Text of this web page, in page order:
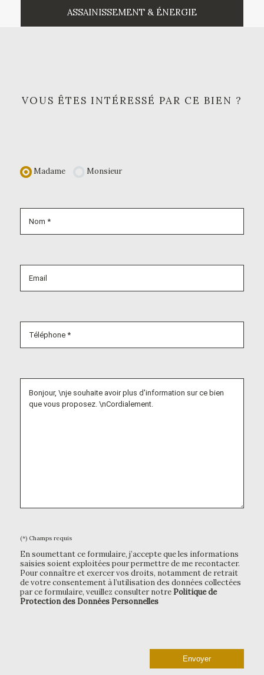
ASSAINISSEMENT & ÉNERGIE
VOUS ÊTES INTÉRESSÉ PAR CE BIEN ?
Madame Monsieur
(*) Champs requis
En soumettant ce formulaire, j’accepte que les informations
saisies soient exploitées pour permettre de me recontacter.
Pour connaître et exercer vos droits, notamment de retrait
de votre consentement à l’utilisation des données collectées
par ce formulaire, veuillez consulter notrePolitique de
Protection des Données Personnelles